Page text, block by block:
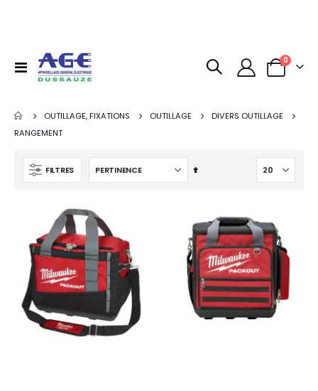
Basculer
Panier
0articles
OUTILLAGE, FIXATIONS OUTILLAGE
DIVERS OUTILLAGE
RANGEMENT
FILTRES
Par